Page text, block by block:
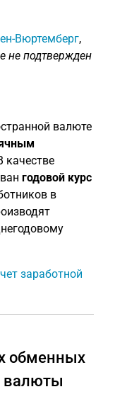
Вюртемберг,
не подтвержден
валюте
качестве
годовой курс
в
заработной
обменных
валюты